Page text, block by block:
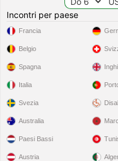
Incontri per paese
Francia
Belgio
Spagna
Italia
Svezia
Australia
Paesi Bassi
Austria